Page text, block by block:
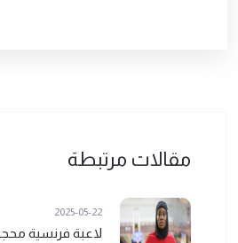
مقالات مرتبطة
2025-05-22
لاعبة فرنسية